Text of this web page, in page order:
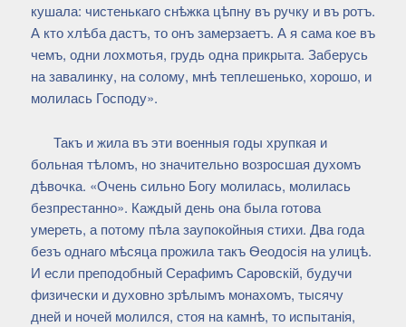
кушала: чистенькаго снѣжка цѣпну въ ручку и въ ротъ.
А кто хлѣба дастъ, то онъ замерзаетъ. А я сама кое въ
чемъ, одни лохмотья, грудь одна прикрыта. Заберусь
на завалинку, на солому, мнѣ теплешенько, хорошо, и
молилась Господу».
Такъ и жила въ эти военныя годы хрупкая и
больная тѣломъ, но значительно возросшая духомъ
дѣвочка. «Очень сильно Богу молилась, молилась
безпрестанно». Каждый день она была готова
умереть, а потому пѣла заупокойныя стихи. Два года
безъ однаго мѣсяца прожила такъ Ѳеодосія на улицѣ.
И если преподобный Серафимъ Саровскій, будучи
физически и духовно зрѣлымъ монахомъ, тысячу
дней и ночей молился, стоя на камнѣ, то испытанія,